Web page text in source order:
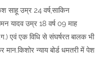
साहू उम्र 24 वर्ष,साकिन
यादव उम्र 18 वर्ष 09 माह
एवं एक विधि से संघर्षरत बालक भी
न्याय बोर्ड धमतरी में पेश